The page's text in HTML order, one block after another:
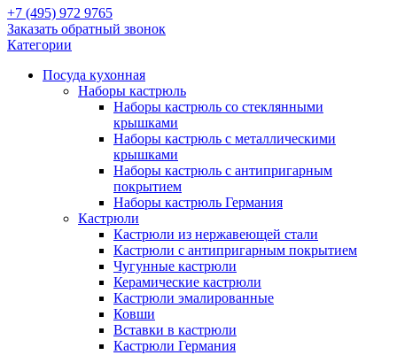
+7 (495) 972 9765
Заказать обратный звонок
Категории
Посуда кухонная
Наборы кастрюль
Наборы кастрюль со стеклянными
крышками
Наборы кастрюль с металлическими
крышками
Наборы кастрюль с антипригарным
покрытием
Наборы кастрюль Германия
Кастрюли
Кастрюли из нержавеющей стали
Кастрюли с антипригарным покрытием
Чугунные кастрюли
Керамические кастрюли
Кастрюли эмалированные
Ковши
Вставки в кастрюли
Кастрюли Германия